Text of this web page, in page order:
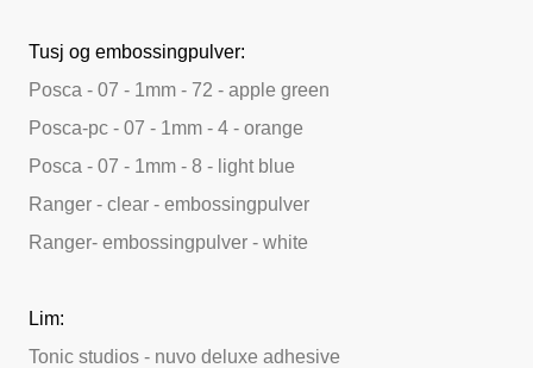
Tusj og embossingpulver:
Posca - 07 - 1mm - 72 - apple green
Posca-pc - 07 - 1mm - 4 - orange
Posca - 07 - 1mm - 8 - light blue
Ranger - clear - embossingpulver
Ranger- embossingpulver - white
Lim:
Tonic studios - nuvo deluxe adhesive